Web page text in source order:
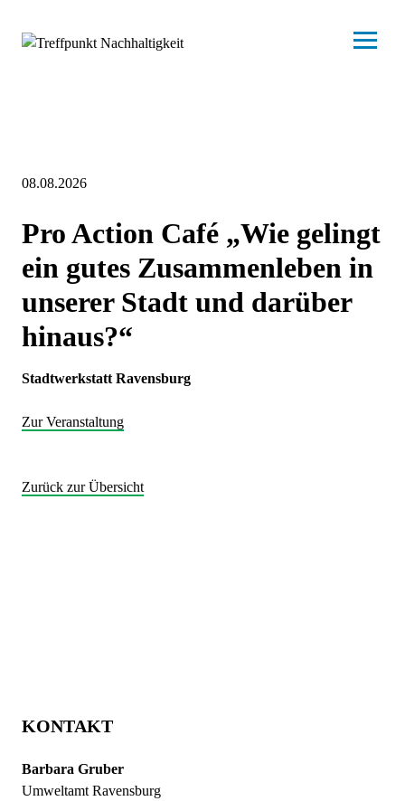
08.08.2026
Pro Action Café „Wie gelingt
ein gutes Zusammenleben in
unserer Stadt und darüber
hinaus?“
Stadtwerkstatt Ravensburg
Zur Veranstaltung
Zurück zur Übersicht
KONTAKT
Barbara Gruber
Umweltamt Ravensburg